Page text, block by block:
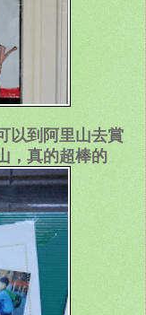
以到阿里山去賞
，真的超棒的